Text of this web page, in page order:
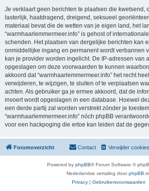
Je verklaart geen berichten te plaatsen die kwetsend,
lasterlijk, haatdragend, dreigend, seksueel
materiaal bevat die de wetten van je eigen land, het
“warmhaarlemmermeer.info” is gehost of
schenden. Het plaatsen van dergelijke berichten kan
onmiddellijke ingang en permanent wordt verbannen
kan je provider worden ingelicht. De IP-adressen van
opgeslagen om deze voorwaarden te kunnen
akkoord dat “warmhaarlemmermeer.info” het recht
verwijderen, te wijzigen, te sluiten of te verplaatsen
achten. Als gebruiker ga je ermee akkoord, dat de
invoert wordt opgeslagen in een database. Hoewel
een derde partij zal worden verstrekt zónder je
“warmhaarlemmermeer.info” nóch phpBB
voor een hackpoging die ertoe kan leiden dat de
Forumoverzicht Verwijder cookies
Contact
Powered by phpBB® Forum Software ©
Nederlandse vertaling doorphpBB.nl
Privacy | Gebruikersvoorwaarden